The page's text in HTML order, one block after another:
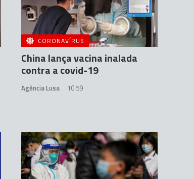
CORONAVÍRUS
China lança vacina inalada
contra a covid-19
Agência Lusa 10:59